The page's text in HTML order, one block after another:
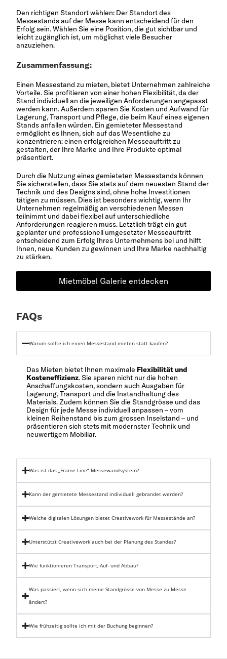
Den richtigen Standort wählen: Der Standort des
Messestands auf der Messe kann entscheidend für den
Erfolg sein. Wählen Sie eine Position, die gut sichtbar und
leicht zugänglich ist, um möglichst viele Besucher
anzuziehen.
Zusammenfassung:
Einen Messestand zu mieten, bietet Unternehmen zahlreiche
Vorteile. Sie profitieren von einer hohen Flexibilität, da der
Stand individuell an die jeweiligen Anforderungen angepasst
werden kann. Außerdem sparen Sie Kosten und Aufwand für
Lagerung, Transport und Pflege, die beim Kauf eines eigenen
Stands anfallen würden. Ein gemieteter Messestand
ermöglicht es Ihnen, sich auf das Wesentliche zu
konzentrieren: einen erfolgreichen Messeauftritt zu
gestalten, der Ihre Marke und Ihre Produkte optimal
präsentiert.
Durch die Nutzung eines gemieteten Messestands können
Sie sicherstellen, dass Sie stets auf dem neuesten Stand der
Technik und des Designs sind, ohne hohe Investitionen
tätigen zu müssen. Dies ist besonders wichtig, wenn Ihr
Unternehmen regelmäßig an verschiedenen Messen
teilnimmt und dabei flexibel auf unterschiedliche
Anforderungen reagieren muss. Letztlich trägt ein gut
geplanter und professionell umgesetzter Messeauftritt
entscheidend zum Erfolg Ihres Unternehmens bei und hilft
Ihnen, neue Kunden zu gewinnen und Ihre Marke nachhaltig
zu stärken.
Mietmöbel Galerie entdecken
FAQs
Warum sollte ich einen Messestand mieten statt kaufen?
Das Mieten bietet Ihnen maximale Flexibilität und
Kosteneffizienz. Sie sparen nicht nur die hohen
Anschaffungskosten, sondern auch Ausgaben für
Lagerung, Transport und die Instandhaltung des
Materials. Zudem können Sie die Standgrösse und das
Design für jede Messe individuell anpassen – vom
kleinen Reihenstand bis zum grossen Inselstand – und
präsentieren sich stets mit modernster Technik und
neuwertigem Mobiliar.
Was ist das „Frame Line“ Messewandsystem?
Kann der gemietete Messestand individuell gebrandet werden?
Welche digitalen Lösungen bietet Creativework für Messestände an?
Unterstützt Creativework auch bei der Planung des Standes?
Wie funktionieren Transport, Auf- und Abbau?
Was passiert, wenn sich meine Standgrösse von Messe zu Messe
ändert?
Wie frühzeitig sollte ich mit der Buchung beginnen?